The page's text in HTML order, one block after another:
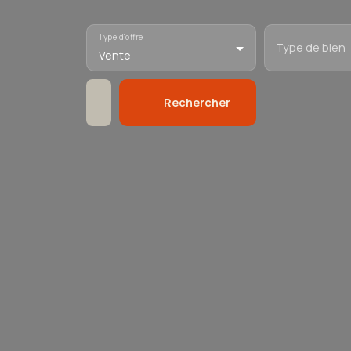
Vente
Type d'offre
Type de bien
Rechercher